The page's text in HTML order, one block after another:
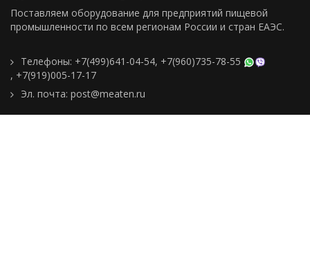
Поставляем оборудование для предприятий пищевой
промышленности по всем регионам Росcии и стран ЕАЭС.
Телефоны: +7(499)641-04-54, +7(960)735-78-55
, +7(919)005-17-17
Эл. почта: post@meaten.ru